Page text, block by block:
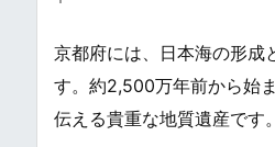
京都府には、日本海の形成
す。約2,500万年前から始
伝える貴重な地質遺産です。